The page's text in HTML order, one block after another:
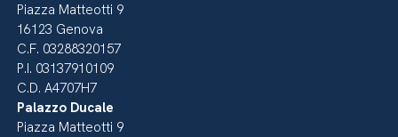
Piazza Matteotti 9
16123 Genova
C.F. 03288320157
P.I. 03137910109
C.D. A4707H7
Palazzo Ducale
Piazza Matteotti 9